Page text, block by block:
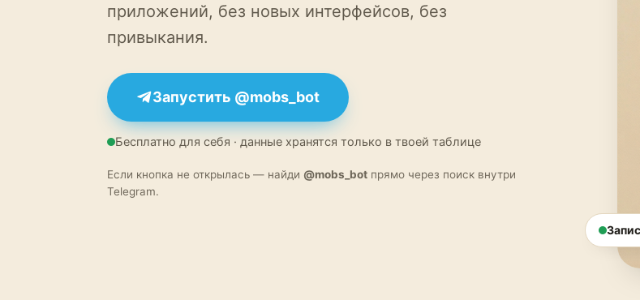
приложений, без новых интерфейсов, без
привыкания.
Запустить @mobs_bot
Бесплатно для себя · данные хранятся только в твоей таблице
Если кнопка не открылась — найди @mobs_bot прямо через поиск внутри
Telegram.